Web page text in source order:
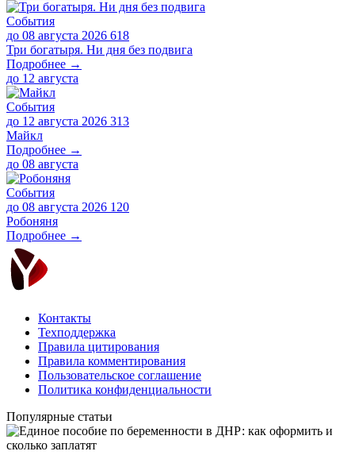
События
до 08 августа 2026 618
Три богатыря. Ни дня без подвига
Подробнее →
до 12 августа
События
до 12 августа 2026 313
Майкл
Подробнее →
до 08 августа
События
до 08 августа 2026 120
Робоняня
Подробнее →
Контакты
Техподдержка
Правила цитирования
Правила комментирования
Пользовательское соглашение
Политика конфиденциальности
Популярные статьи